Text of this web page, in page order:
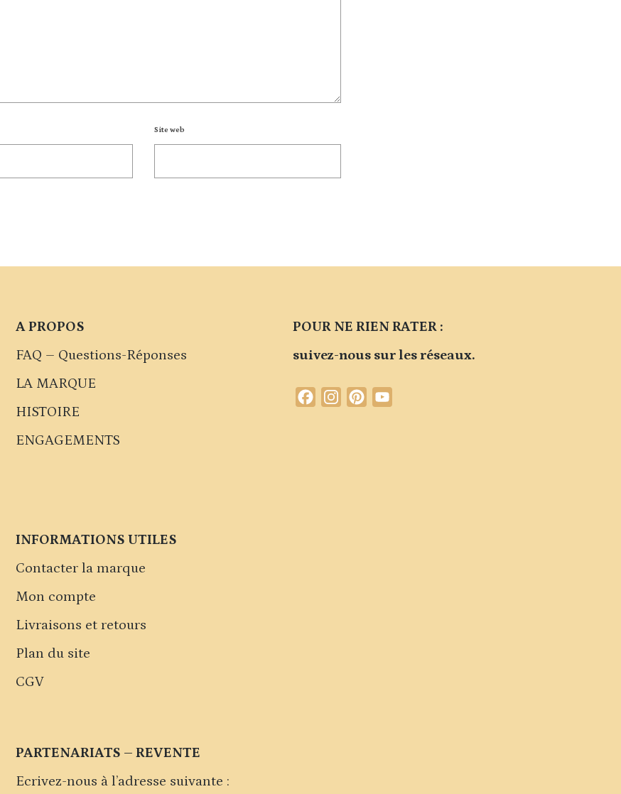
Site web
A PROPOS
FAQ – Questions-Réponses
LA MARQUE
HISTOIRE
ENGAGEMENTS
INFORMATIONS UTILES
Contacter la marque
Mon compte
Livraisons et retours
Plan du site
CGV
PARTENARIATS – REVENTE
Ecrivez-nous à l’adresse suivante :
POUR NE RIEN RATER :
suivez-nous sur les réseaux.
FacebookInstagramPinterest